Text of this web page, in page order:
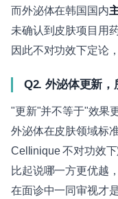
而外泌体在韩国国内
未确认到皮肤项目用
因此不对功效下定论
Q2. 外泌体更新，
"更新"并不等于"效果
外泌体在皮肤领域标
Cellinique 不对功效
比起说哪一方更优越
在面诊中一同审视才